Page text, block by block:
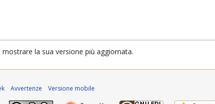
la sua versione più aggiornata.
Avvertenze Versione mobile